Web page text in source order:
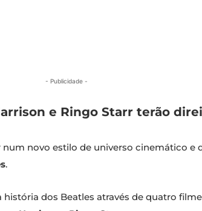
- Publicidade -
e Ringo Starr terão
num novo estilo de universo cinemático
.
história dos Beatles através de quatro